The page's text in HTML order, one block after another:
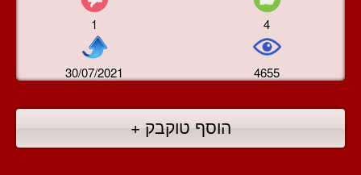
1 4
30/07/2021 4655
הוסף טוקבק +